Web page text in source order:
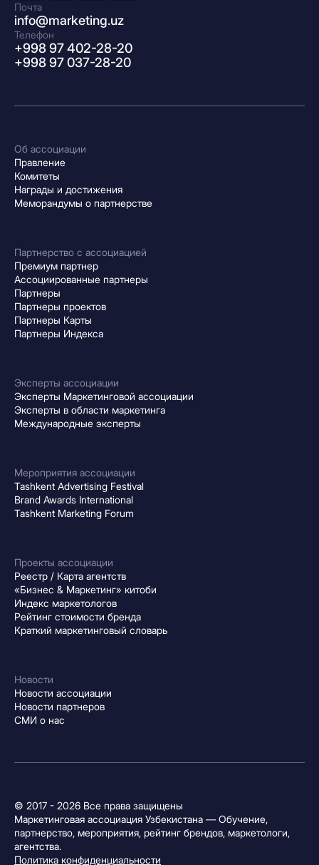
Почта
info@marketing.uz
Телефон
+998 97 402-28-20
+998 97 037-28-20
Об ассоциации
Правление
Комитеты
Награды и достижения
Меморандумы о партнерстве
Партнерство с ассоциацией
Премиум партнер
Ассоциированные партнеры
Партнеры
Партнеры проектов
Партнеры Карты
Партнеры Индекса
Эксперты ассоциации
Эксперты Маркетинговой ассоциации
Эксперты в области маркетинга
Международные эксперты
Мероприятия ассоциации
Tashkent Advertising Festival
Brand Awards International
Tashkent Marketing Forum
Проекты ассоциации
Реестр / Карта агентств
«Бизнес & Маркетинг» китоби
Индекс маркетологов
Рейтинг стоимости бренда
Краткий маркетинговый словарь
Новости
Новости ассоциации
Новости партнеров
СМИ о нас
© 2017 - 2026 Все права защищены
Маркетинговая ассоциация Узбекистана — Обучение,
партнерство, мероприятия, рейтинг брендов, маркетологи,
агентства.
Политика конфиденциальности